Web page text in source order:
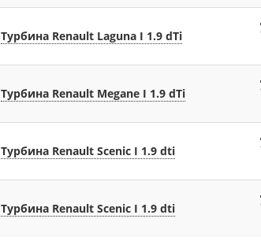
Турбина Renault Laguna I 1.9 dTi
Турбина Renault Megane I 1.9 dTi
Турбина Renault Scenic I 1.9 dti
Турбина Renault Scenic I 1.9 dti